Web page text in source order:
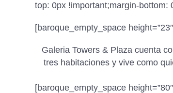
top: 0px !important;margin-bottom:
[baroque_empty_space
Galeria Towers & Plaza cuenta
tres habitaciones y vive como
[baroque_empty_space